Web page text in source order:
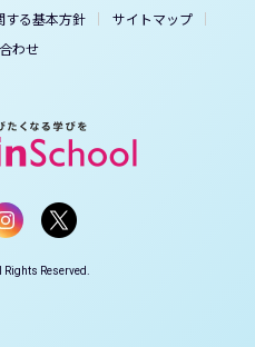
する基本方針
サイトマップ
わせ
Reserved.